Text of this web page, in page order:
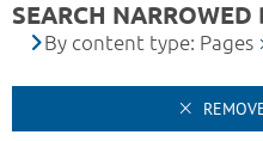
SEARCH NARROWED
By content type: Pages